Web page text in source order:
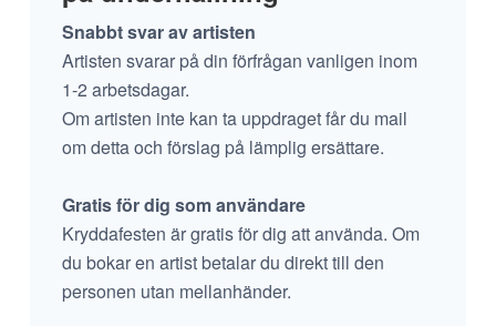
Snabbt svar av artisten
Artisten svarar på din förfrågan vanligen inom
1-2 arbetsdagar.
Om artisten inte kan ta uppdraget får du mail
om detta och förslag på lämplig ersättare.
Gratis för dig som användare
Kryddafesten är gratis för dig att använda. Om
du bokar en artist betalar du direkt till den
personen utan mellanhänder.